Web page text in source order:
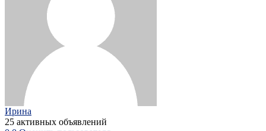
Ирина
25 активных объявлений